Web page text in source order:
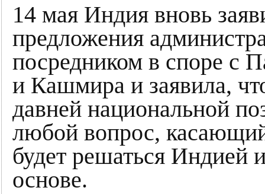
14 мая Индия вновь
предложения
посредником в споре с
и Кашмира и заявила,
давней национальной
любой вопрос,
будет решаться Индией
основе.